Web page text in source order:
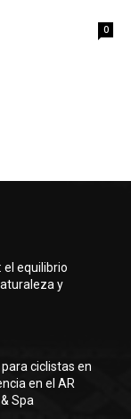
0
equilibrio
y
ciclistas en
en el AR
Spa